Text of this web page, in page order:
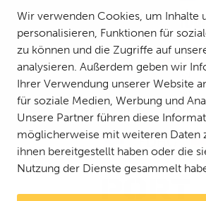
Wir verwenden Cookies, um Inhalte
personalisieren, Funktionen für
zu können und die Zugriffe auf
analysieren. Außerdem geben wir
Ihrer Verwendung unserer Website
für soziale Medien, Werbung und
Unsere Partner führen diese
möglicherweise mit weiteren Daten
ihnen bereitgestellt haben oder die
Nutzung der Dienste gesammelt